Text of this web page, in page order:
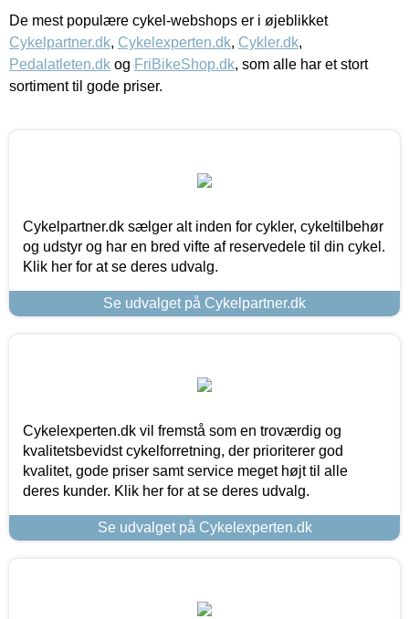
De mest populære cykel-webshops er i øjeblikket
Cykelpartner.dk, Cykelexperten.dk, Cykler.dk,
Pedalatleten.dk og FriBikeShop.dk, som alle har et stort
sortiment til gode priser.
Cykelpartner.dk sælger alt inden for cykler, cykeltilbehør
og udstyr og har en bred vifte af reservedele til din cykel.
Klik her for at se deres udvalg.
Se udvalget på Cykelpartner.dk
Cykelexperten.dk vil fremstå som en troværdig og
kvalitetsbevidst cykelforretning, der prioriterer god
kvalitet, gode priser samt service meget højt til alle
deres kunder. Klik her for at se deres udvalg.
Se udvalget på Cykelexperten.dk